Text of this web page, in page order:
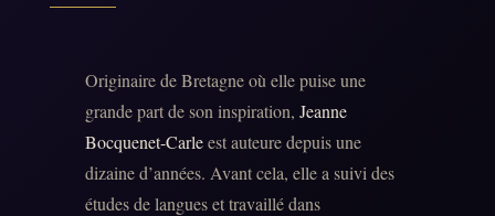
Originaire de Bretagne où elle puise une
grande part de son inspiration, Jeanne
Bocquenet-Carleest auteure depuis une
dizaine d’années. Avant cela, elle a suivi des
études de langues et travaillé dans